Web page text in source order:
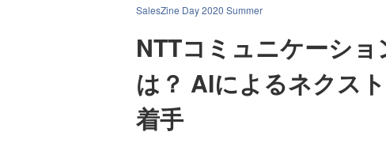
SalesZine Day 2020 Summer
NTTコミュニケーシ
は？ AIによるネクス
着手